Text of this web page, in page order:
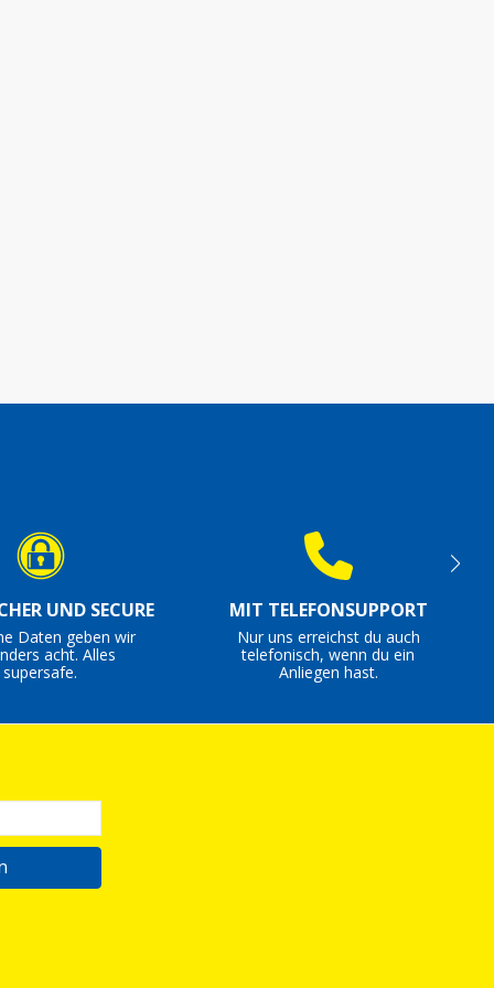
UND SECURE
Daten geben wir
acht. Alles
supersafe.
MIT TELEFONSUPPORT
Nur uns erreichst du auch
telefonisch, wenn du ein
Anliegen hast.